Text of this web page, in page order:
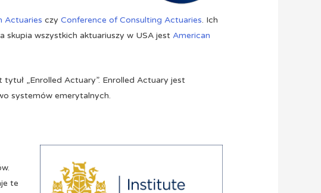
Actuaries czyConference of Consulting Actuaries. Ich
skupia wszystkich aktuariuszy w USA jestAmerican
„Enrolled Actuary”. Enrolled Actuary jest
systemów emerytalnych.
te